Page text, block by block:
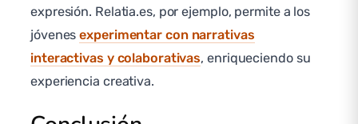
expresión. Relatia.es, por ejemplo, permite a los
jóvenesexperimentar con narrativas
interactivas y colaborativas, enriqueciendo su
experiencia creativa.